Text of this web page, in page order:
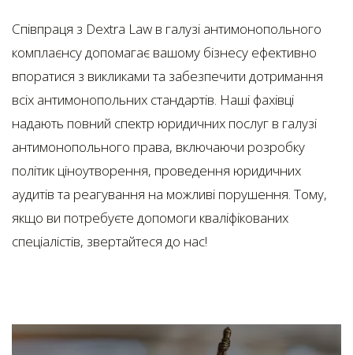
Співпраця з Dextra Law в галузі антимонопольного
комплаєнсу допомагає вашому бізнесу ефективно
впоратися з викликами та забезпечити дотримання
всіх антимонопольних стандартів. Наші фахівці
надають повний спектр юридичних послуг в галузі
антимонопольного права, включаючи розробку
політик ціноутворення, проведення юридичних
аудитів та реагування на можливі порушення. Тому,
якщо ви потребуєте допомоги кваліфікованих
спеціалістів, звертайтеся до нас!